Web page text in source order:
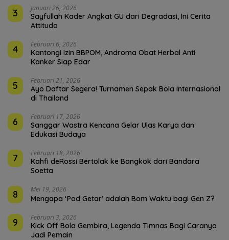
3 Januari 26, 2026
Sayfullah Kader Angkat GU dari Degradasi, Ini Cerita
Attitudo
4 Februari 6, 2026
Kantongi Izin BBPOM, Androma Obat Herbal Anti
Kanker Siap Edar
5 Februari 21, 2026
Ayo Daftar Segera! Turnamen Sepak Bola Internasional
di Thailand
6 Februari 17, 2026
Sanggar Wastra Kencana Gelar Ulas Karya dan
Edukasi Budaya
7 Februari 18, 2026
Kahfi deRossi Bertolak ke Bangkok dari Bandara
Soetta
8 Mei 19, 2026
Mengapa ‘Pod Getar’ adalah Bom Waktu bagi Gen Z?
9 Februari 3, 2026
Kick Off Bola Gembira, Legenda Timnas Bagi Caranya
Jadi Pemain